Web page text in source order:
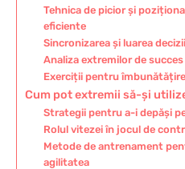
Tehnica de picior și
eficiente
Sincronizarea și luarea
Analiza extremilor de
Exerciții pentru
Cum pot extremii să-și
Strategii pentru a-i depăși
Rolul vitezei în jocul de
Metode de antrenament
agilitatea